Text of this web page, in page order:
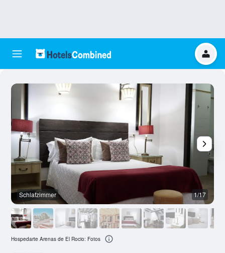
Schlafzimmer 1/17
Hospedarte Arenas de El Rocio: Fotos